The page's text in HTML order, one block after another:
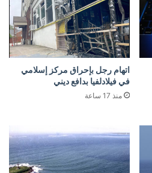
اتهام رجل بإحراق مركز إسلامي
في فيلادلفيا بدافع ديني
منذ 17 ساعة